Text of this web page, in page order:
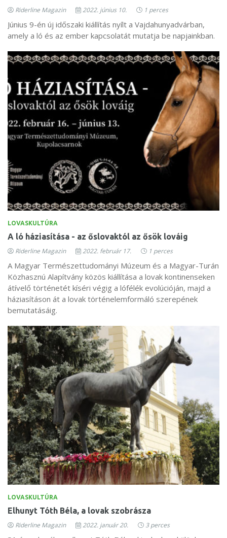
Riderline Magazin 2022. június 10. 1 perces
Június 9-én új időszaki kiállítás nyílt a Vajdahunyadvárban,
amely a ló és az ember kapcsolatát mutatja be napjainkban.
LOVASKULTÚRA
A ló háziasítása - az őslovaktól az ősök lováig
Riderline Magazin 2022. február 17. 1 perces
A Magyar Természettudományi Múzeum és a Magyar-Turán
Közhasznú Alapítvány közös kiállítása a lovak kontinenseken
átívelő történetét kíséri végig a lófélék evolúcióján, majd a
háziasításon át a lovak történelemformáló szerepének
bemutatásáig.
LOVASKULTÚRA
Elhunyt Tóth Béla, a lovak szobrásza
Riderline Magazin 2022. január 20. 3 perces